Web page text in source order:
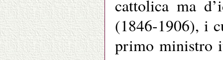
cattolica ma
(1846-1906), i
primo ministro